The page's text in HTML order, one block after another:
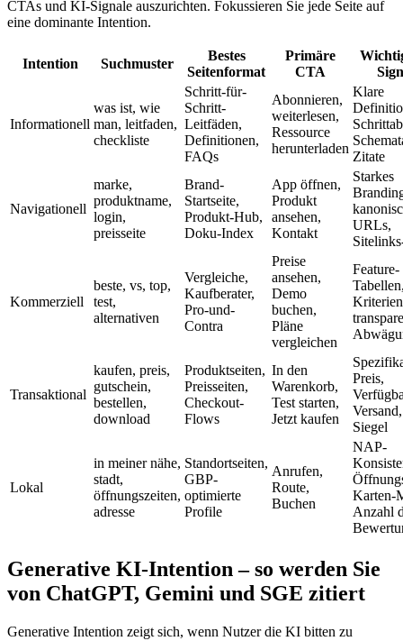
CTAs und KI-Signale auszurichten. Fokussieren Sie jede Seite auf
eine dominante Intention.
Intention Suchmuster
Bestes
Seitenformat
Primäre
CTA
Informationell
was ist, wie
man, leitfaden,
checkliste
Schritt-für-
Schritt-
Leitfäden,
Definitionen,
FAQs
Abonnieren,
weiterlesen,
Ressource
herunterladen
Klare
Zitate
Navigationell
marke,
produktname,
login,
preisseite
Brand-
Startseite,
Produkt-Hub,
Doku-Index
App öffnen,
Produkt
ansehen,
Kontakt
Starkes
URLs,
Kommerziell
beste, vs, top,
test,
alternativen
Vergleiche,
Kaufberater,
Pro-und-
Contra
Preise
ansehen,
Demo
buchen,
Pläne
vergleichen
Feature-
Transaktional
kaufen, preis,
gutschein,
bestellen,
download
Produktseiten,
Preisseiten,
Checkout-
Flows
In den
Warenkorb,
Test starten,
Jetzt kaufen
Preis,
Siegel
Lokal
in meiner nähe,
stadt,
öffnungszeiten,
adresse
Standortseiten,
GBP-
optimierte
Profile
Anrufen,
Route,
Buchen
NAP-
Karten-
Anzahl
Generative KI-Intention – so werden Sie
von ChatGPT, Gemini und SGE zitiert
Generative Intention zeigt sich, wenn Nutzer die KI bitten zu